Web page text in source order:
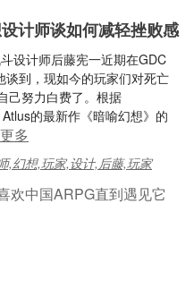
计师谈如何减轻挫败感
设计师后藤宪一近期在GDC
到，现如今的玩家们对死亡
己努力白费了。根据
的最新作《暗喻幻想》的
多
,幻想,玩家,设计,后藤,玩家